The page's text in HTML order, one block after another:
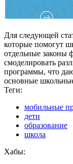
Для следующей
которые помогут
отдельные законы
смоделировать
программы, что
основные
Теги:
мобильные
дети
образование
школа
Хабы: